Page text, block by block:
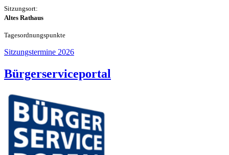
Sitzungsort:
Altes Rathaus
Tagesordnungspunkte
Sitzungstermine 2026
Bürgerserviceportal